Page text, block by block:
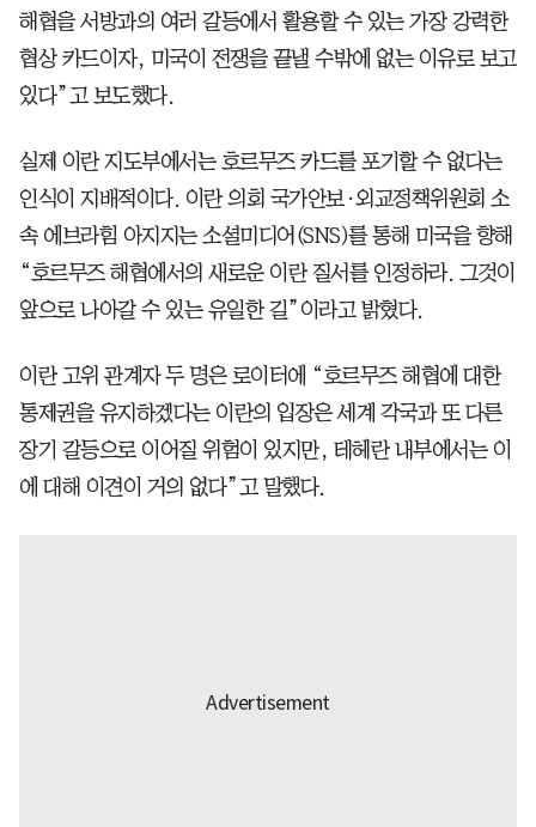
해협을 서방과의 여러 갈등에서 활용할 수 있는 가장 강력한
협상 카드이자, 미국이 전쟁을 끝낼 수밖에 없는 이유로 보고
있다”고 보도했다.
실제 이란 지도부에서는 호르무즈 카드를 포기할 수 없다는
인식이 지배적이다. 이란 의회 국가안보·외교정책위원회 소
속 에브라힘 아지지는 소셜미디어(SNS)를 통해 미국을 향해
“호르무즈 해협에서의 새로운 이란 질서를 인정하라. 그것이
앞으로 나아갈 수 있는 유일한 길”이라고 밝혔다.
이란 고위 관계자 두 명은 로이터에 “호르무즈 해협에 대한
통제권을 유지하겠다는 이란의 입장은 세계 각국과 또 다른
장기 갈등으로 이어질 위험이 있지만, 테헤란 내부에서는 이
에 대해 이견이 거의 없다”고 말했다.